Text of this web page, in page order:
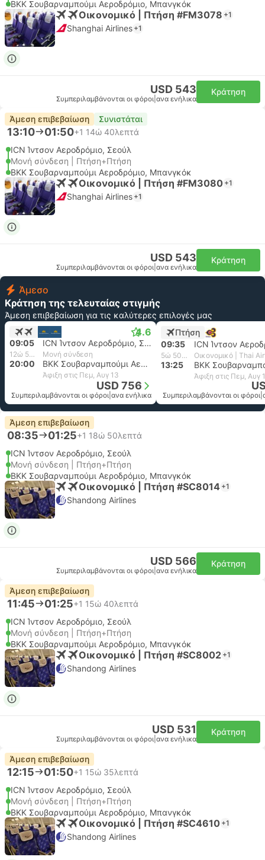
BKK Σουβαρναμπούμι Αεροδρόμιο, Μπανγκόκ
Οικονομικό | Πτήση #FM3078 +1
Shanghai Airlines +1
USD 543
Συμπεριλαμβάνονται οι φόροι ανα ενήλικα
Κράτηση
Άμεση επιβεβαίωση Συνιστάται
13:10 01:50+1 14ώ 40λεπτά
ICN Ίντσον Αεροδρόμιο, Σεούλ
Μονή σύνδεση | Πτήση+Πτήση
BKK Σουβαρναμπούμι Αεροδρόμιο, Μπανγκόκ
Οικονομικό | Πτήση #FM3080 +1
Shanghai Airlines +1
USD 543
Συμπεριλαμβάνονται οι φόροι ανα ενήλικα
Κράτηση
Άμεσο
Κράτηση της τελευταίας στιγμής
Άμεση επιβεβαίωση για τις καλύτερες επιλογές μας
4.6
09:05 ICN Ίντσον Αεροδρόμιο, Σεούλ
12ώ 55λεπτά Μονή σύνδεση
20:00 BKK Σουβαρναμπούμι Αεροδρόμιο, Μπανγκόκ
Άφιξη στις Πεμ, Αυγ 13
USD 756
Συμπεριλαμβάνονται οι φόροι ανα ενήλικα
Πτήση
09:35
5ώ 50λεπτά Οικονομικό | Thai
13:25
Άφιξη στις Πεμ, Αυγ
Συμπεριλαμβάνονται οι φόροι
Άμεση επιβεβαίωση
08:35 01:25+1 18ώ 50λεπτά
ICN Ίντσον Αεροδρόμιο, Σεούλ
Μονή σύνδεση | Πτήση+Πτήση
BKK Σουβαρναμπούμι Αεροδρόμιο, Μπανγκόκ
Οικονομικό | Πτήση #SC8014 +1
Shandong Airlines
USD 566
Συμπεριλαμβάνονται οι φόροι ανα ενήλικα
Κράτηση
Άμεση επιβεβαίωση
11:45 01:25+1 15ώ 40λεπτά
ICN Ίντσον Αεροδρόμιο, Σεούλ
Μονή σύνδεση | Πτήση+Πτήση
BKK Σουβαρναμπούμι Αεροδρόμιο, Μπανγκόκ
Οικονομικό | Πτήση #SC8002 +1
Shandong Airlines
USD 531
Συμπεριλαμβάνονται οι φόροι ανα ενήλικα
Κράτηση
Άμεση επιβεβαίωση
12:15 01:50+1 15ώ 35λεπτά
ICN Ίντσον Αεροδρόμιο, Σεούλ
Μονή σύνδεση | Πτήση+Πτήση
BKK Σουβαρναμπούμι Αεροδρόμιο, Μπανγκόκ
Οικονομικό | Πτήση #SC4610 +1
Shandong Airlines